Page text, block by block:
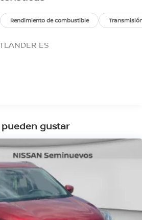
Rendimiento de combustible
ES
gustar